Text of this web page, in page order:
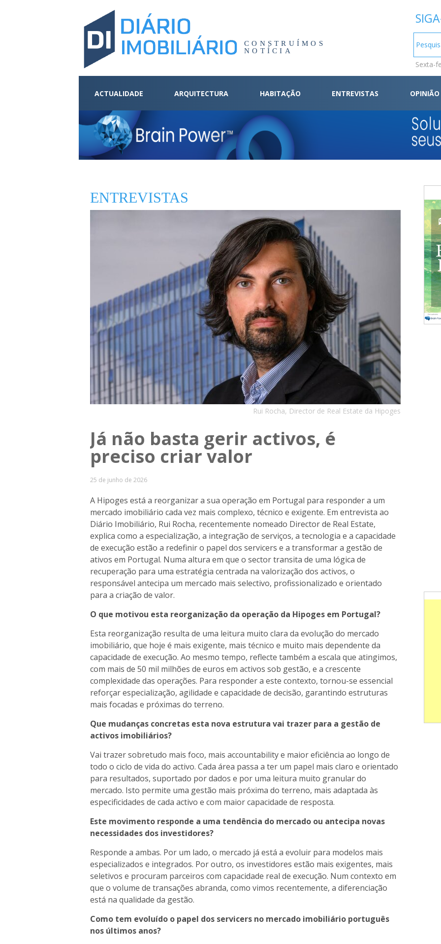
CONSTRUÍMOS
NOTÍCIA
Sexta-
ACTUALIDADE ARQUITECTURA HABITAÇÃO ENTREVISTAS OPINIÃO
ENTREVISTAS
Rui Rocha, Director de Real Estate da Hipoges
Já não basta gerir activos, é
preciso criar valor
25 de junho de 2026
A Hipoges está a reorganizar a sua operação em Portugal para responder a um
mercado imobiliário cada vez mais complexo, técnico e exigente. Em entrevista ao
Diário Imobiliário, Rui Rocha, recentemente nomeado Director de Real Estate,
explica como a especialização, a integração de serviços, a tecnologia e a capacidade
de execução estão a redefinir o papel dos servicers e a transformar a gestão de
ativos em Portugal. Numa altura em que o sector transita de uma lógica de
recuperação para uma estratégia centrada na valorização dos activos, o
responsável antecipa um mercado mais selectivo, profissionalizado e orientado
para a criação de valor.
O que motivou esta reorganização da operação da Hipoges em Portugal?
Esta reorganização resulta de uma leitura muito clara da evolução do mercado
imobiliário, que hoje é mais exigente, mais técnico e muito mais dependente da
capacidade de execução. Ao mesmo tempo, reflecte também a escala que atingimos,
com mais de 50 mil milhões de euros em activos sob gestão, e a crescente
complexidade das operações. Para responder a este contexto, tornou-se essencial
reforçar especialização, agilidade e capacidade de decisão, garantindo estruturas
mais focadas e próximas do terreno.
Que mudanças concretas esta nova estrutura vai trazer para a gestão de
activos imobiliários?
Vai trazer sobretudo mais foco, mais accountability e maior eficiência ao longo de
todo o ciclo de vida do activo. Cada área passa a ter um papel mais claro e orientado
para resultados, suportado por dados e por uma leitura muito granular do
mercado. Isto permite uma gestão mais próxima do terreno, mais adaptada às
especificidades de cada activo e com maior capacidade de resposta.
Este movimento responde a uma tendência do mercado ou antecipa novas
necessidades dos investidores?
Responde a ambas. Por um lado, o mercado já está a evoluir para modelos mais
especializados e integrados. Por outro, os investidores estão mais exigentes, mais
seletivos e procuram parceiros com capacidade real de execução. Num contexto em
que o volume de transações abranda, como vimos recentemente, a diferenciação
está na qualidade da gestão.
Como tem evoluído o papel dos servicers no mercado imobiliário português
nos últimos anos?